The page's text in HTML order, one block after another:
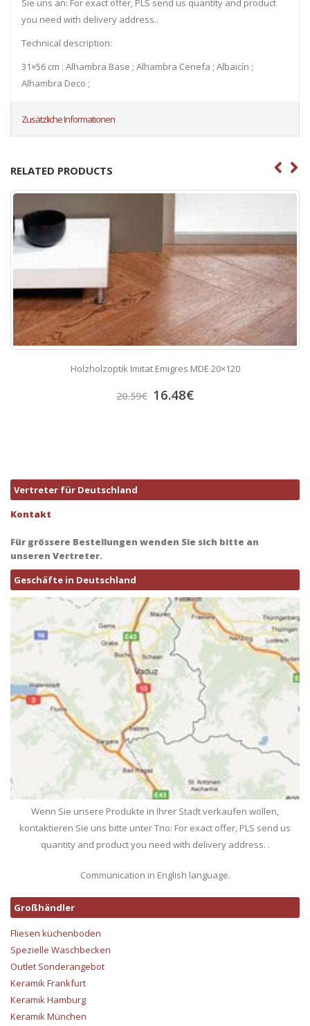
Sie uns an: For exact offer, PLS send us quantity and product
you need with delivery address..
Technical description:
31×56 cm : Alhambra Base ; Alhambra Cenefa ; Albaicín ;
Alhambra Deco ;
Zusätzliche Informationen
RELATED PRODUCTS
Holzholzoptik Imitat Emigres MDE 20×120
20.59€ 16.48€
Vertreter für Deutschland
Kontakt
Für grössere Bestellungen wenden Sie sich bitte an
unseren Vertreter.
Geschäfte in Deutschland
Wenn Sie unsere Produkte in Ihrer Stadt verkaufen wollen,
kontaktieren Sie uns bitte unter Tno: For exact offer, PLS send us
quantity and product you need with delivery address. .
Communication in English language.
Großhändler
Fliesen küchenboden
Spezielle Waschbecken
Outlet Sonderangebot
Keramik Frankfurt
Keramik Hamburg
Keramik München